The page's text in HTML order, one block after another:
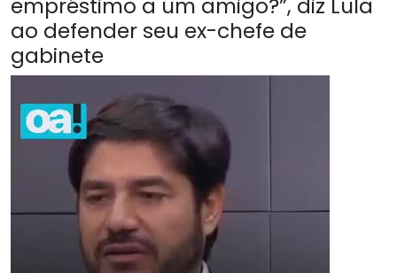
empréstimo a um amigo?”, diz Lula
ao defender seu ex-chefe de
gabinete